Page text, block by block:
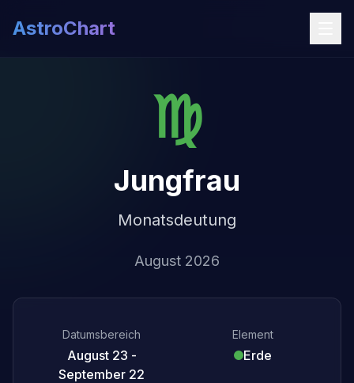
AstroChart
♍
Jungfrau
Monatsdeutung
August 2026
Datumsbereich
August 23 -
September 22
Element
Erde